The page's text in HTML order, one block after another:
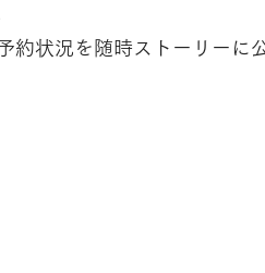
約状況を随時ストーリーに